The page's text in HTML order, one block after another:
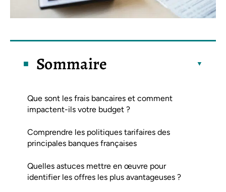
Sommaire
Que sont les frais bancaires et comment
impactent-ils votre budget ?
Comprendre les politiques tarifaires des
principales banques françaises
Quelles astuces mettre en œuvre pour
identifier les offres les plus avantageuses ?